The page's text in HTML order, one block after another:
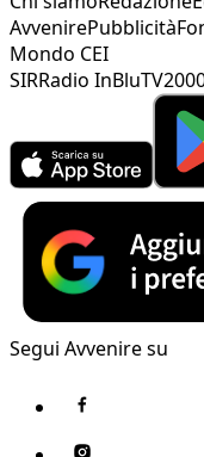
AvvenirePubblicità
Mondo CEI
SIRRadio InBlu
Segui Avvenire su